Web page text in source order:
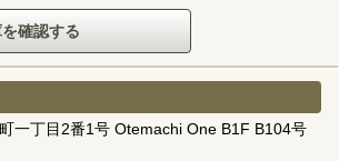
一丁目2番1号 Otemachi One B1F B104号